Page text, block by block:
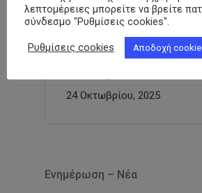
Απάντηση Π.Ο.Σ.Σ.Α.Σ.ΔΙΑ.
Αριθμ. Πρωτ. 4456/21-10-
24 Οκτωβρίου, 2025
Ενημέρωση – Νέα
λεπτομέρειες μπορείτε να βρείτε
σύνδεσμο "Ρυθμίσεις cookies".
Ρυθμίσεις cookies Αποδοχή